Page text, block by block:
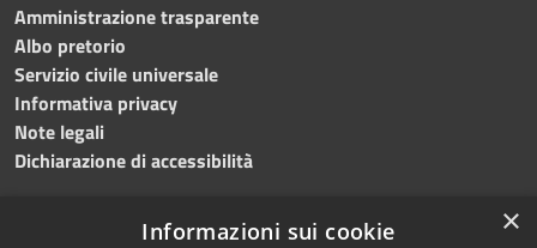
Amministrazione trasparente
Albo pretorio
Servizio civile universale
Informativa privacy
Note legali
Dichiarazione di accessibilità
×
Informazioni sui cookie